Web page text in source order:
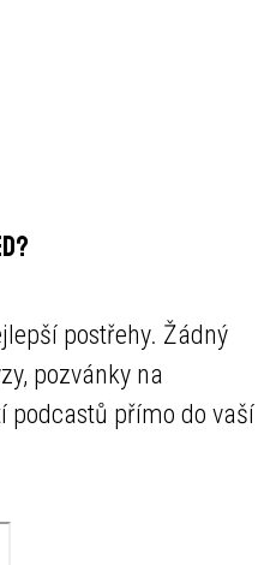
postřehy. Žádný
pozvánky na
podcastů přímo do vaší